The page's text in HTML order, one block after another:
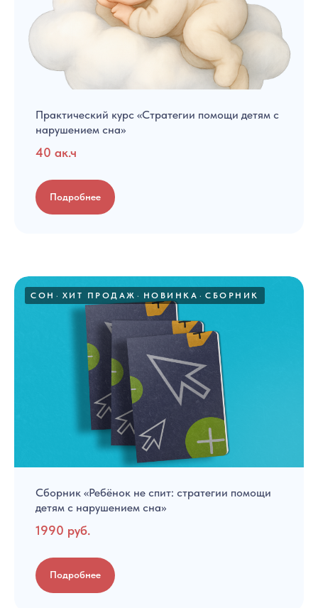
Практический курс «Стратегии помощи детям с
нарушением сна»
40 ак.ч
Подробнее
СОН ХИТ ПРОДАЖ НОВИНКА СБОРНИК
Сборник «Ребёнок не спит: стратегии помощи
детям с нарушением сна»
1990 руб.
Подробнее